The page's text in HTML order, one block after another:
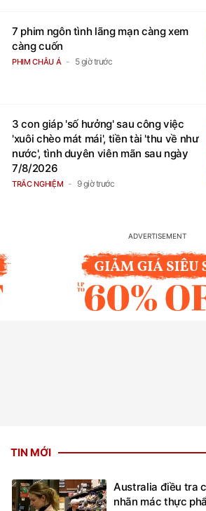
7 phim ngôn tình lãng mạn càng xem
càng cuốn
PHIM CHÂU Á 5 giờ trước
3 con giáp 'số hưởng' sau công việc
'xuôi chèo mát mái', tiền tài 'thu về như
nước', tình duyên viên mãn sau ngày
7/8/2026
TRẮC NGHIỆM 9 giờ trước
TIN MỚI
Australia điều tra
nhãn mác thực